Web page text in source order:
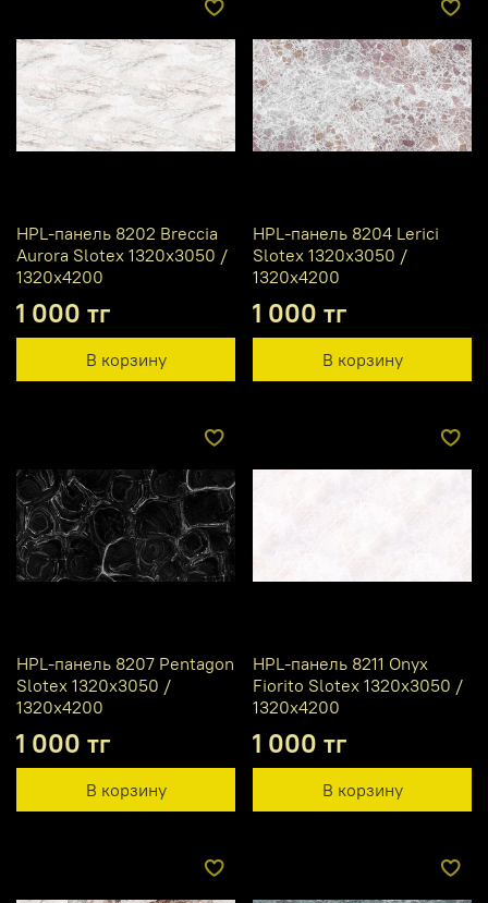
HPL-панель 8202 Breccia
Aurora Slotex 1320х3050 /
1320х4200
1 000 тг
В корзину
HPL-панель 8204 Lerici
Slotex 1320х3050 /
1320х4200
1 000 тг
В корзину
HPL-панель 8207 Pentagon
Slotex 1320х3050 /
1320х4200
1 000 тг
В корзину
HPL-панель 8211 Onyx
Fiorito Slotex 1320х3050 /
1320х4200
1 000 тг
В корзину